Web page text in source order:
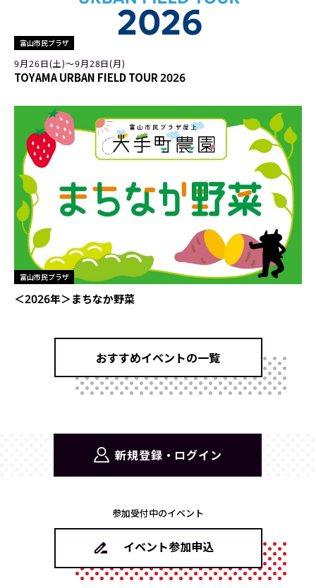
富山市民プラザ
9月26日(土)〜9月28日(月)
TOYAMA URBAN FIELD TOUR 2026
富山市民プラザ
＜2026年＞まちなか野菜
おすすめイベントの一覧
新規登録・ログイン
参加受付中のイベント
イベント参加申込